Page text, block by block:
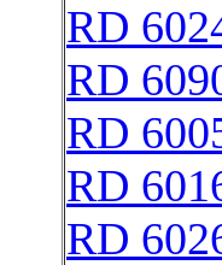
RD
RD
RD
RD
RD